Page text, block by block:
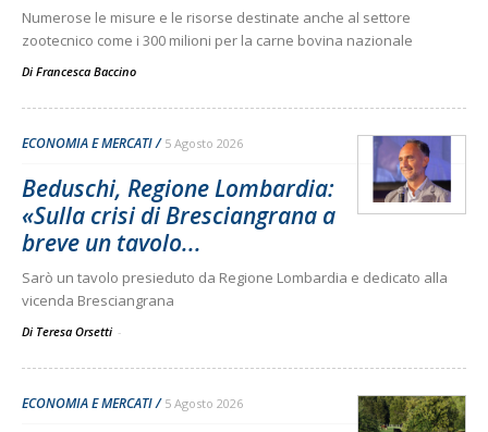
Numerose le misure e le risorse destinate anche al settore
zootecnico come i 300 milioni per la carne bovina nazionale
Di Francesca Baccino
ECONOMIA E MERCATI 5 Agosto 2026
Beduschi, Regione Lombardia:
«Sulla crisi di Bresciangrana a
breve un tavolo...
Sarò un tavolo presieduto da Regione Lombardia e dedicato alla
vicenda Bresciangrana
Di Teresa Orsetti -
ECONOMIA E MERCATI 5 Agosto 2026